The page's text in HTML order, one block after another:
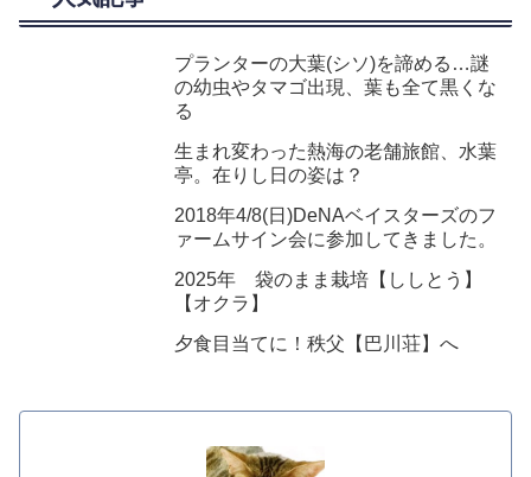
プランターの大葉(シソ)を諦める…謎
の幼虫やタマゴ出現、葉も全て黒くな
る
生まれ変わった熱海の老舗旅館、水葉
亭。在りし日の姿は？
2018年4/8(日)DeNAベイスターズのフ
ァームサイン会に参加してきました。
2025年 袋のまま栽培【ししとう】
【オクラ】
夕食目当てに！秩父【巴川荘】へ